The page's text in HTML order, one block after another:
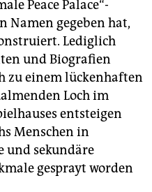
Peace Palace“-
Namen gegeben hat,
Lediglich
und Biografien
zu einem lückenhaften
Loch im
entsteigen
Menschen in
und sekundäre
gesprayt worden